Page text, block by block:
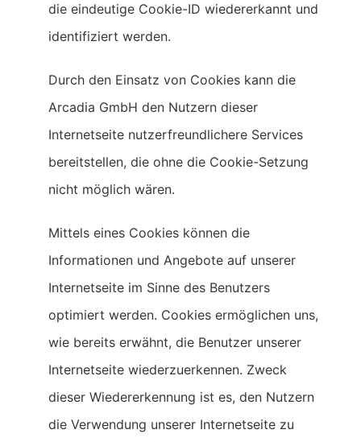
die eindeutige Cookie-ID wiedererkannt und
identifiziert werden.
Durch den Einsatz von Cookies kann die
Arcadia GmbH den Nutzern dieser
Internetseite nutzerfreundlichere Services
bereitstellen, die ohne die Cookie-Setzung
nicht möglich wären.
Mittels eines Cookies können die
Informationen und Angebote auf unserer
Internetseite im Sinne des Benutzers
optimiert werden. Cookies ermöglichen uns,
wie bereits erwähnt, die Benutzer unserer
Internetseite wiederzuerkennen. Zweck
dieser Wiedererkennung ist es, den Nutzern
die Verwendung unserer Internetseite zu